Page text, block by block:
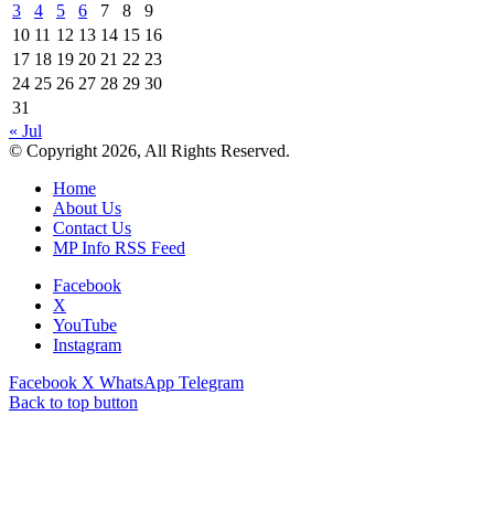
3
4 5 6 7 8
9
10 11 12 13 14 15 16
17 18 19 20 21 22 23
24 25 26 27 28 29 30
31
« Jul
© Copyright 2026, All Rights Reserved.
Home
About Us
Contact Us
MP Info RSS Feed
Facebook
X
YouTube
Instagram
Facebook X WhatsApp Telegram
Back to top button